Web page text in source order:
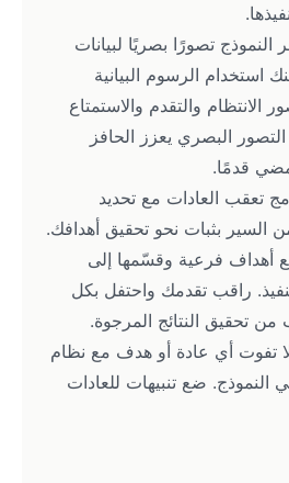
النموذج تصورًا بصريًا لبيانات
استخدام الرسوم البيانية
الانتظام والتقدم والاستمتاع
البصري يعزز الحافز
قدمًا.
تعقب العادات مع تحديد
السير بثبات نحو تحقيق أهدافك.
أهداف فرعية وقسّمها إلى
راقب تقدمك واحتفل بكل
تحقيق النتائج المرجوة.
لا تفوت أي عادة أو هدف مع نظام
النموذج. ضع تنبيهات للعادات